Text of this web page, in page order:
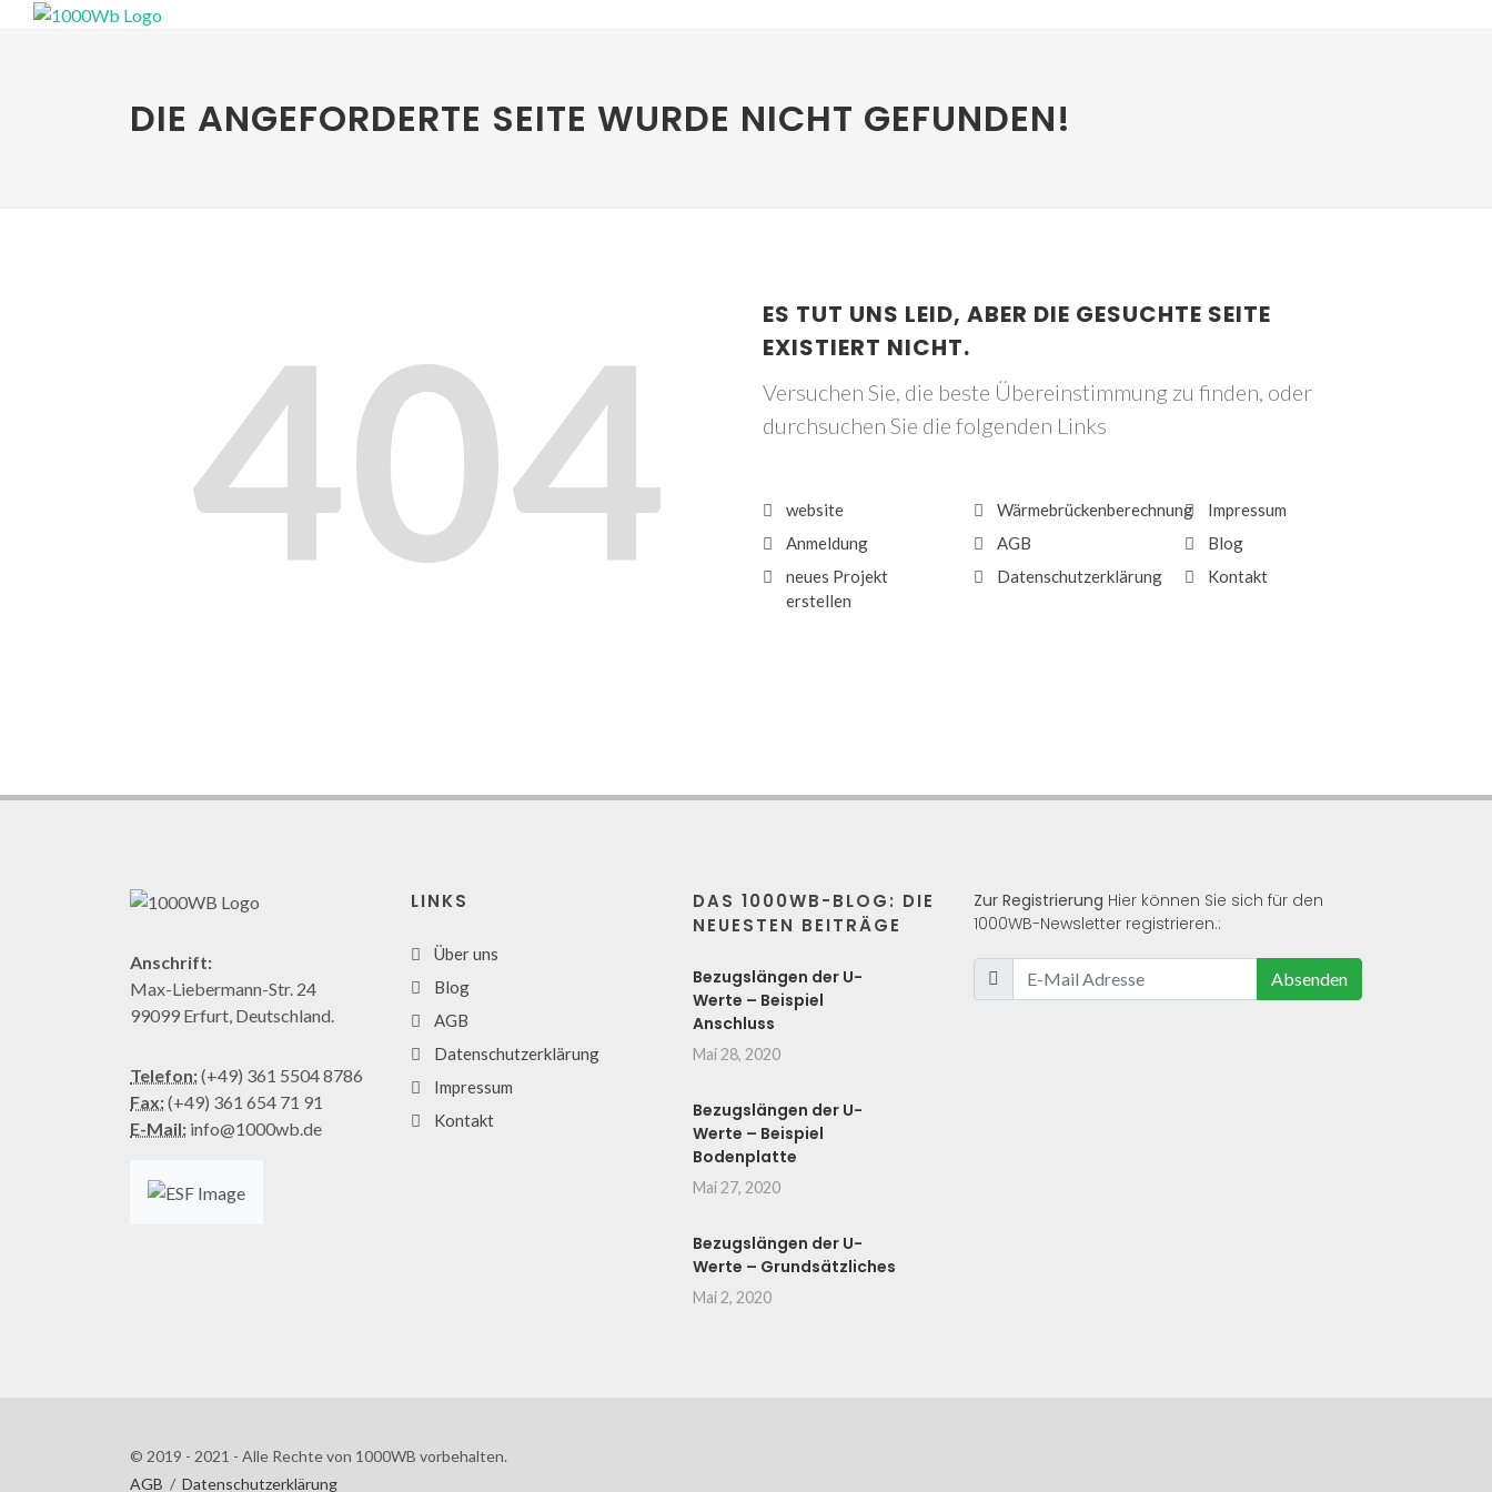
DIE ANGEFORDERTE SEITE WURDE NICHT GEFUNDEN!
404
ES TUT UNS LEID, ABER DIE GESUCHTE SEITE
EXISTIERT NICHT.
Versuchen Sie, die beste Übereinstimmung zu finden, oder
durchsuchen Sie die folgenden Links
website
Anmeldung
neues Projekt
erstellen
Wärmebrückenberechnung
AGB
Datenschutzerklärung
Impressum
Blog
Kontakt
Anschrift:
Max-Liebermann-Str. 24
99099 Erfurt, Deutschland.
Telefon:(+49) 361 5504 8786
Fax:(+49) 361 654 71 91
E-Mail: info@1000wb.de
LINKS
Über uns
Blog
AGB
Datenschutzerklärung
Impressum
Kontakt
DAS 1000WB-BLOG: DIE
NEUESTEN BEITRÄGE
Bezugslängen der U-
Werte – Beispiel
Anschluss
Mai 28, 2020
Bezugslängen der U-
Werte – Beispiel
Bodenplatte
Mai 27, 2020
Bezugslängen der U-
Werte – Grundsätzliches
Mai 2, 2020
Zur Registrierung Hier können Sie sich für den
1000WB-Newsletter registrieren.:
Absenden
© 2019 - 2021 - Alle Rechte von 1000WB vorbehalten.
AGB / Datenschutzerklärung